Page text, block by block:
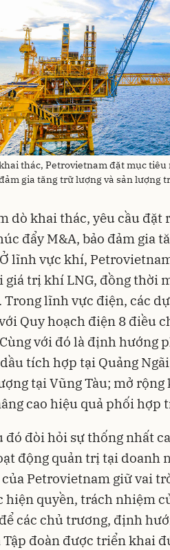
thác, Petrovietnam đặt mục tiêu
gia tăng trữ lượng và sản lượng
dò khai thác, yêu cầu đặt
đẩy M&A, bảo đảm gia
lĩnh vực khí,
trị khí LNG, đồng thời
Trong lĩnh vực điện, các
Quy hoạch điện 8 điều
với đó là định hướng
tích hợp tại Quảng
tại Vũng Tàu; mở
cao hiệu quả phối hợp
đó đòi hỏi sự thống nhất
động quản trị tại doanh
Petrovietnam giữ vai
quyền, trách nhiệm
các chủ trương, định
đoàn được triển khai